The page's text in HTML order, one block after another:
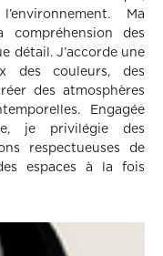
Ma
compréhension des
détail. J’accorde une
des couleurs, des
des atmosphères
Engagée
je privilégie des
respectueuses de
espaces à la fois